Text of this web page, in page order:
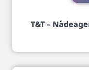
T&T –